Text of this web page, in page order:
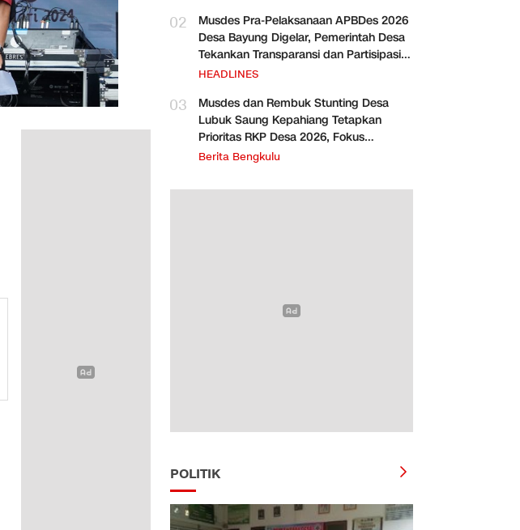
02
Musdes Pra-Pelaksanaan APBDes 2026
Desa Bayung Digelar, Pemerintah Desa
Tekankan Transparansi dan Partisipasi
Warga
HEADLINES
03
Musdes dan Rembuk Stunting Desa
Lubuk Saung Kepahiang Tetapkan
Prioritas RKP Desa 2026, Fokus
Infrastruktur dan Penurunan Stunting
Berita Bengkulu
POLITIK